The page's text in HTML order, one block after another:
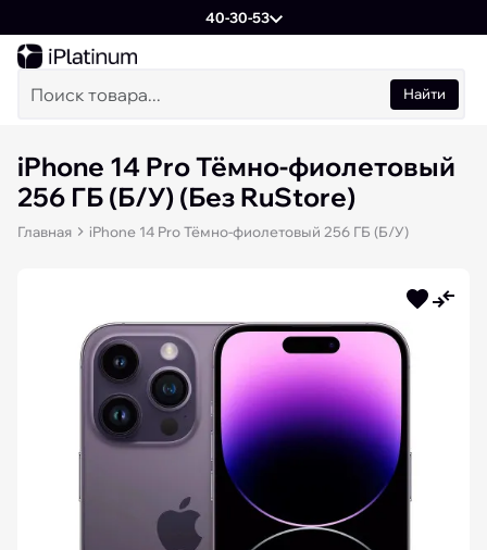
40-30-53
Найти
iPhone 14 Pro Тёмно-фиолетовый
256 ГБ (Б/У) (Без RuStore)
Главная iPhone 14 Pro Тёмно-фиолетовый 256 ГБ (Б/У)